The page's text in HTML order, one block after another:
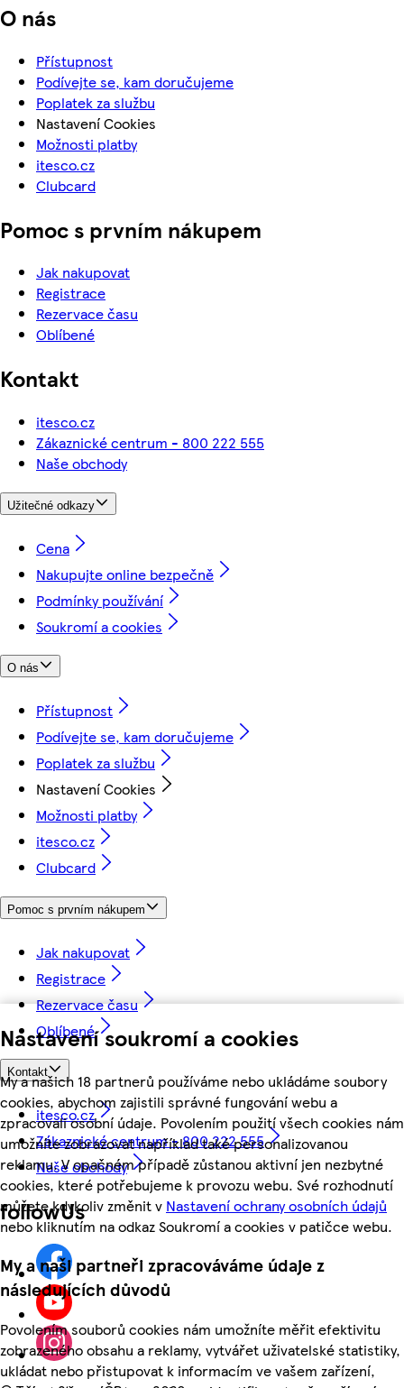
Nastavení soukromí a cookies
My a našich 18 partnerů používáme nebo ukládáme soubory
cookies, abychom zajistili správné fungování webu a
zpracovali osobní údaje. Povolením použití všech cookies nám
umožníte zobrazovat například také personalizovanou
reklamu. V opačném případě zůstanou aktivní jen nezbytné
cookies, které potřebujeme k provozu webu. Své rozhodnutí
můžete kdykoliv změnit v Nastavení ochrany osobních údajů
nebo kliknutím na odkaz Soukromí a cookies v patičce webu.
My a naši partneři zpracováváme údaje z
následujících důvodů
Povolením souborů cookies nám umožníte měřit efektivitu
zobrazeného obsahu a reklamy, vytvářet uživatelské statistiky,
ukládat nebo přistupovat k informacím ve vašem zařízení,
O nás
Přístupnost
Podívejte se, kam doručujeme
Poplatek za službu
Nastavení Cookies
Možnosti platby
itesco.cz
Clubcard
Pomoc s prvním nákupem
Jak nakupovat
Registrace
Rezervace času
Oblíbené
Kontakt
itesco.cz
Zákaznické centrum - 800 222 555
Naše obchody
Užitečné odkazy
Cena
Nakupujte online bezpečně
Podmínky používání
Soukromí a cookies
O nás
Přístupnost
Podívejte se, kam doručujeme
Poplatek za službu
Nastavení Cookies
Možnosti platby
itesco.cz
Clubcard
Pomoc s prvním nákupem
Jak nakupovat
Registrace
Rezervace času
Oblíbené
Kontakt
itesco.cz
Zákaznické centrum - 800 222 555
Naše obchody
followUs